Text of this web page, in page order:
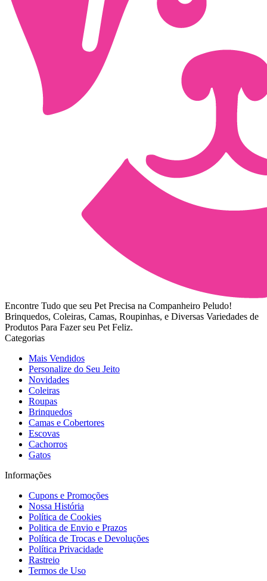
Encontre Tudo que seu Pet Precisa na Companheiro Peludo!
Brinquedos, Coleiras, Camas, Roupinhas, e Diversas Variedades de
Produtos Para Fazer seu Pet Feliz.
Categorias
Mais Vendidos
Personalize do Seu Jeito
Novidades
Coleiras
Roupas
Brinquedos
Camas e Cobertores
Escovas
Cachorros
Gatos
Informações
Cupons e Promoções
Nossa História
Política de Cookies
Politica de Envio e Prazos
Política de Trocas e Devoluções
Política Privacidade
Rastreio
Termos de Uso